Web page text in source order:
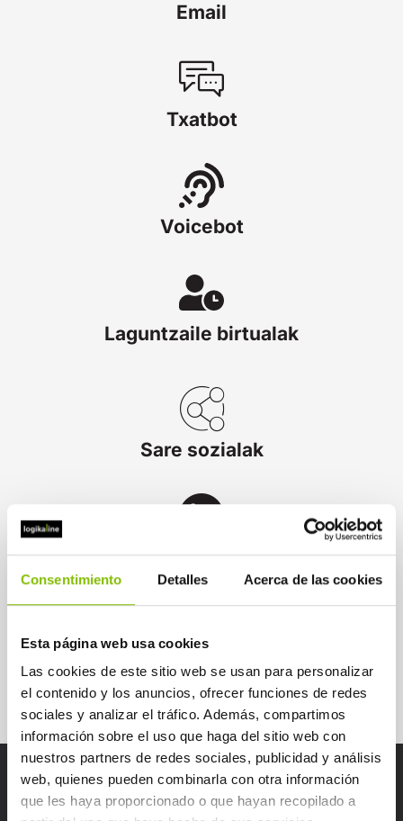
Consentimiento Detalles Acerca de las cookies
Esta página web usa cookies
Las cookies de este sitio web se usan para personalizar
el contenido y los anuncios, ofrecer funciones de redes
sociales y analizar el tráfico. Además, compartimos
información sobre el uso que haga del sitio web con
nuestros partners de redes sociales, publicidad y análisis
web, quienes pueden combinarla con otra información
que les haya proporcionado o que hayan recopilado a
Email
Txatbot
Voicebot
Laguntzaile birtualak
Sare sozialak
Whatsapp
Telegram